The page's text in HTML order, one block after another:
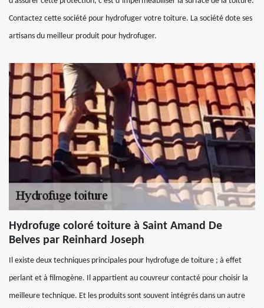
Contactez cette société pour hydrofuger votre toiture. La société dote ses
artisans du meilleur produit pour hydrofuger.
Hydrofuge coloré toiture à Saint Amand De
Belves par Reinhard Joseph
Il existe deux techniques principales pour hydrofuge de toiture ; à effet
perlant et à filmogène. Il appartient au couvreur contacté pour choisir la
meilleure technique. Et les produits sont souvent intégrés dans un autre